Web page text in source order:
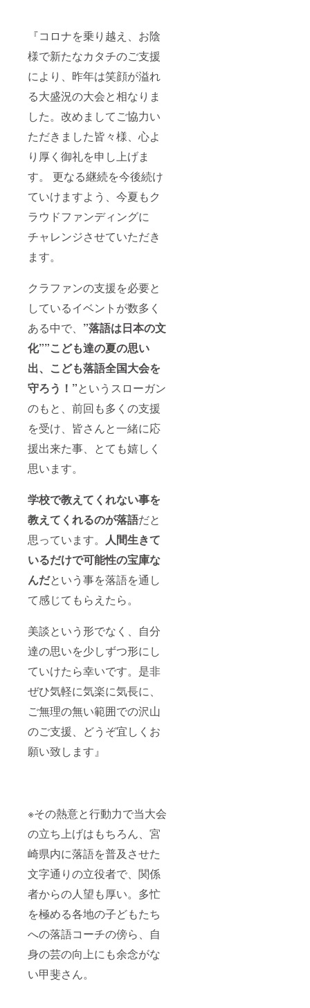
『コロナを乗り越え、お陰
様で新たなカタチのご支援
により、昨年は笑顔が溢れ
る大盛況の大会と相なりま
した。改めましてご協力い
ただきました皆々様、心よ
り厚く御礼を申し上げま
す。 更なる継続を今後続け
ていけますよう、今夏もク
ラウドファンディングに
チャレンジさせていただき
ます。
クラファンの支援を必要と
しているイベントが数多く
ある中で、 ”落語は日本の文
化””こども達の夏の思い
出、こども落語全国大会を
守ろう！”というスローガン
のもと、前回も多くの支援
を受け、皆さんと一緒に応
援出来た事、とても嬉しく
思います。
学校で教えてくれない事を
教えてくれるのが落語だと
思っています。 人間生きて
いるだけで可能性の宝庫な
んだという事を落語を通し
て感じてもらえたら。
美談という形でなく、自分
達の思いを少しずつ形にし
ていけたら幸いです。是非
ぜひ気軽に気楽に気長に、
ご無理の無い範囲での沢山
のご支援、どうぞ宜しくお
願い致します』
※その熱意と行動力で当大会
の立ち上げはもちろん、宮
崎県内に落語を普及させた
文字通りの立役者で、関係
者からの人望も厚い。多忙
を極める各地の子どもたち
への落語コーチの傍ら、自
身の芸の向上にも余念がな
い甲斐さん。